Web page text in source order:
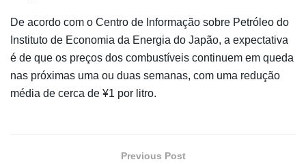
De acordo com o Centro de Informação sobre Petróleo do
Instituto de Economia da Energia do Japão, a expectativa
é de que os preços dos combustíveis continuem em queda
nas próximas uma ou duas semanas, com uma redução
média de cerca de ¥1 por litro.
Previous Post